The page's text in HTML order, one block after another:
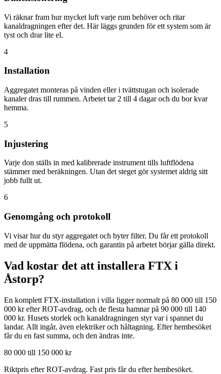
Vi räknar fram hur mycket luft varje rum behöver och ritar
kanaldragningen efter det. Här läggs grunden för ett system som är
tyst och drar lite el.
4
Installation
Aggregatet monteras på vinden eller i tvättstugan och isolerade
kanaler dras till rummen. Arbetet tar 2 till 4 dagar och du bor kvar
hemma.
5
Injustering
Varje don ställs in med kalibrerade instrument tills luftflödena
stämmer med beräkningen. Utan det steget gör systemet aldrig sitt
jobb fullt ut.
6
Genomgång och protokoll
Vi visar hur du styr aggregatet och byter filter. Du får ett protokoll
med de uppmätta flödena, och garantin på arbetet börjar gälla direkt.
Vad kostar det att installera FTX i
Åstorp?
En komplett FTX-installation i villa ligger normalt på 80 000 till 150
000 kr efter ROT-avdrag, och de flesta hamnar på 90 000 till 140
000 kr. Husets storlek och kanaldragningen styr var i spannet du
landar. Allt ingår, även elektriker och håltagning. Efter hembesöket
får du en fast summa, och den ändras inte.
80 000 till 150 000 kr
Riktpris efter ROT-avdrag. Fast pris får du efter hembesöket.